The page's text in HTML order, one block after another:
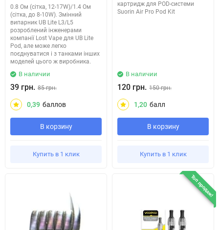
0.8 Ом (сітка, 12-17W)/1.4 Ом
(сітка, до 8-10W). Змінний
випарник UB Lite L3/L5
розроблений інженерами
компанії Lost Vape для UB Lite
Pod, але може легко
поєднуватися і з танками інших
моделей цього ж виробника.
В наличии
39 грн. 85 грн.
0,39 баллов
В корзину
Купить в 1 клик
картридж для POD-системи
Suorin Air Pro Pod Kit
В наличии
120 грн. 150 грн.
1,20 балл
В корзину
Купить в 1 клик
Топ продаж!